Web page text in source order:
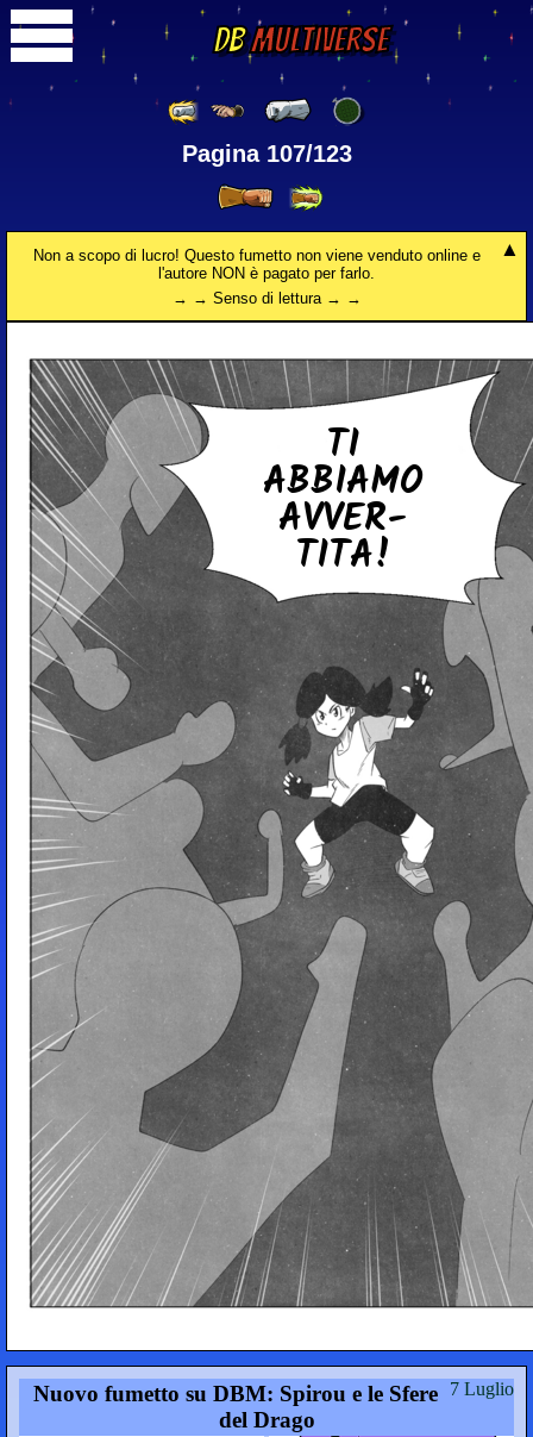
DBMultiverse
Pagina 107/123
Non a scopo di lucro! Questo fumetto non viene venduto online e
l'autore NON è pagato per farlo.
→ → Senso di lettura → →
TI
ABBIAMO
AV­VER­
TI­TA!
7 Luglio
Nuovo fumetto su DBM: Spirou e le Sfere
del Drago